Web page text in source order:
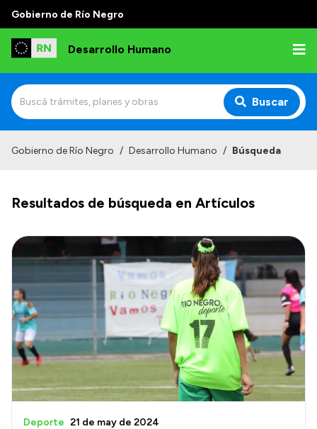
Gobierno de Río Negro
Desarrollo Humano
Buscar
Misión
Autoridades
Delegaciones
Transparencia
Presupuesto
Boletín Oficial
Compras y licitaciones
Gobierno de Río Negro / Desarrollo Humano / Búsqueda
Resultados de búsqueda en Artículos
Deporte 21 de may de 2024